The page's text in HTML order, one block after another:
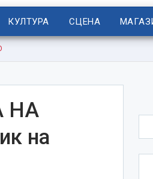
КУЛТУРА СЦЕНА
НА
на